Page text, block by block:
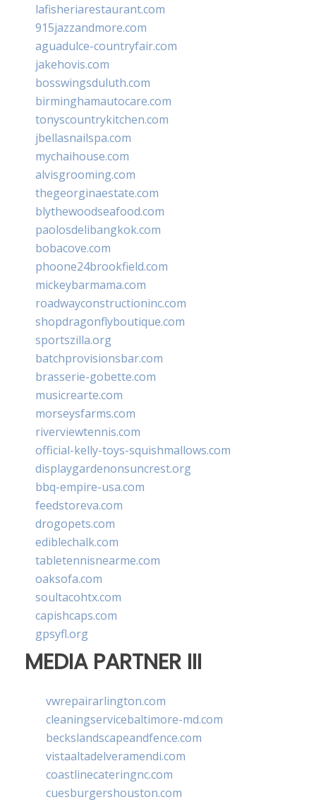
lafisheriarestaurant.com
915jazzandmore.com
aguadulce-countryfair.com
jakehovis.com
bosswingsduluth.com
birminghamautocare.com
tonyscountrykitchen.com
jbellasnailspa.com
mychaihouse.com
alvisgrooming.com
thegeorginaestate.com
blythewoodseafood.com
paolosdelibangkok.com
bobacove.com
phoone24brookfield.com
mickeybarmama.com
roadwayconstructioninc.com
shopdragonflyboutique.com
sportszilla.org
batchprovisionsbar.com
brasserie-gobette.com
musicrearte.com
morseysfarms.com
riverviewtennis.com
official-kelly-toys-squishmallows.com
displaygardenonsuncrest.org
bbq-empire-usa.com
feedstoreva.com
drogopets.com
ediblechalk.com
tabletennisnearme.com
oaksofa.com
soultacohtx.com
capishcaps.com
gpsyfl.org
MEDIA PARTNER III
vwrepairarlington.com
cleaningservicebaltimore-md.com
beckslandscapeandfence.com
vistaaltadelveramendi.com
coastlinecateringnc.com
cuesburgershouston.com